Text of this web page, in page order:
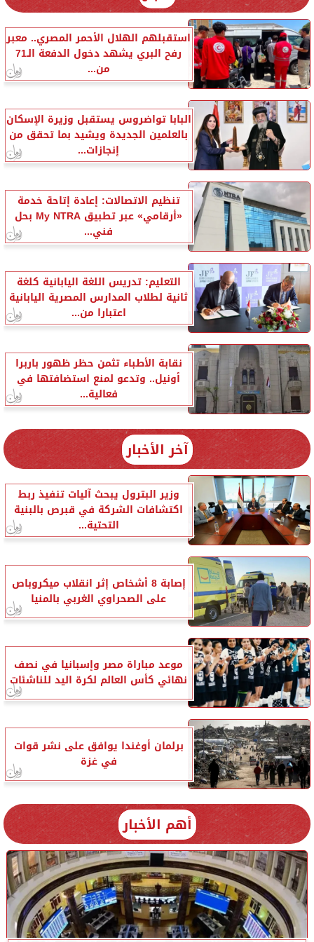
استقبلهم الهلال الأحمر المصري.. معبر
رفح البري يشهد دخول الدفعة الـ71
من...
البابا تواضروس يستقبل وزيرة الإسكان
بالعلمين الجديدة ويشيد بما تحقق من
إنجازات...
تنظيم الاتصالات: إعادة إتاحة خدمة
«أرقامي» عبر تطبيق My NTRA بحل
فني...
التعليم: تدريس اللغة اليابانية كلغة
ثانية لطلاب المدارس المصرية اليابانية
اعتبارا من...
نقابة الأطباء تثمن حظر ظهور باربرا
أونيل.. وتدعو لمنع استضافتها في
فعالية...
آخر الأخبار
وزير البترول يبحث آليات تنفيذ ربط
اكتشافات الشركة في قبرص بالبنية
التحتية...
إصابة 8 أشخاص إثر انقلاب ميكروباص
على الصحراوي الغربي بالمنيا
موعد مباراة مصر وإسبانيا في نصف
نهائي كأس العالم لكرة اليد للناشئات
برلمان أوغندا يوافق على نشر قوات
في غزة
أهم الأخبار